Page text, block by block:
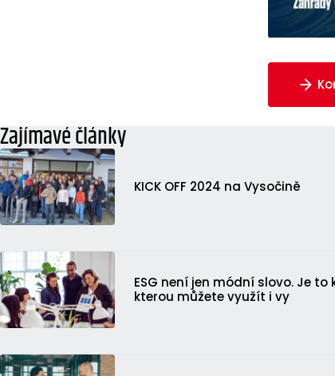
Zajímavé články
KICK OFF 2024 na Vysočině
ESG není jen módní slovo. Je
kterou můžete využít i vy